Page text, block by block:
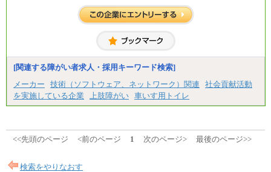
短期大学・専門学校（2年制）卒業：月給20万円
慮して給与を決定いたします
※試用期間中も給与に変更はございません
中途：
（1）事務職（総合職・正社員） （2）技術職（総
合職・正社員）
月給 208,000円以上
経験、能力等を考慮し、弊社規定により決定
試用期間中も給与に変更はございません
基本給
月給 182,400円以上
[関連する障がい者求人・採用キーワード検索]
メーカー
技術（ソフトウェア、ネットワーク）関連
社会貢献活動
を実施している企業
上肢障がい 車いす用トイレ
<<先頭のページ <前のページ 1 次のページ> 最後のページ>>
検索をやりなおす